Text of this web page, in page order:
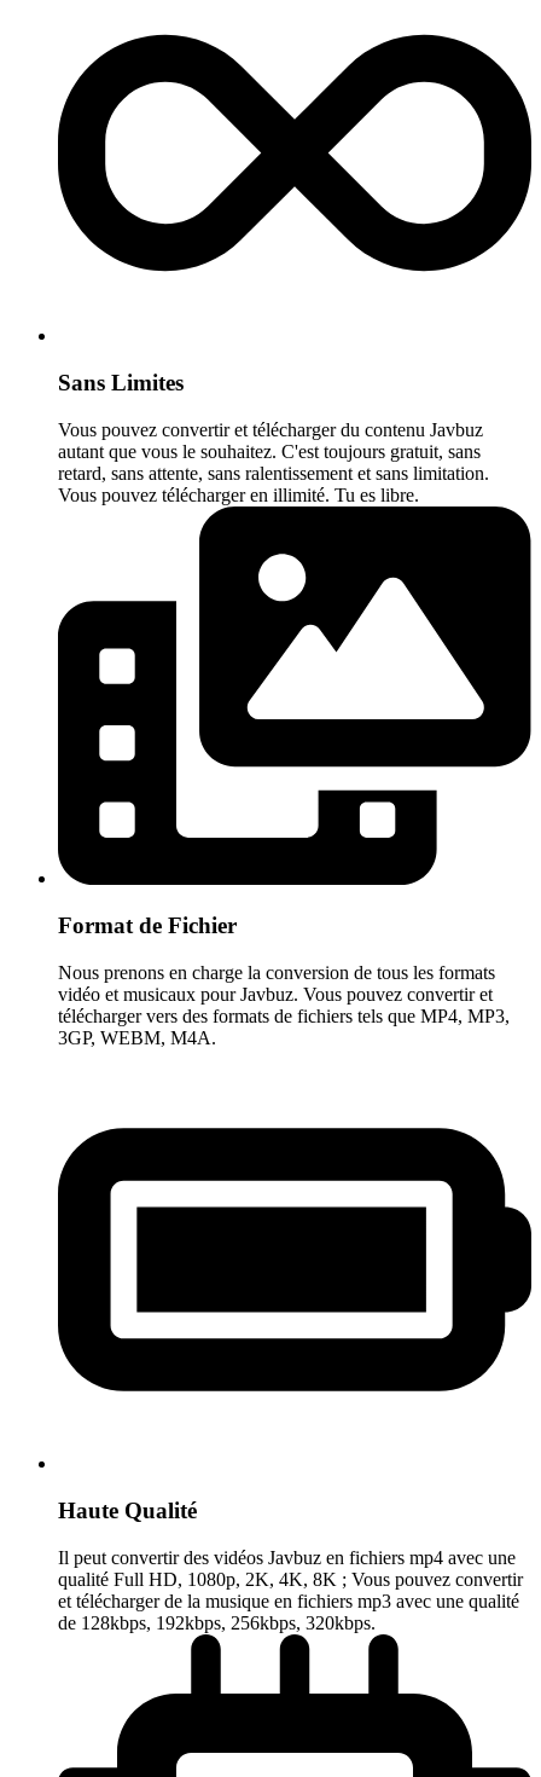
Sans Limites
Vous pouvez convertir et télécharger du contenu Javbuz
autant que vous le souhaitez. C'est toujours gratuit, sans
retard, sans attente, sans ralentissement et sans limitation.
Vous pouvez télécharger en illimité. Tu es libre.
Format de Fichier
Nous prenons en charge la conversion de tous les formats
vidéo et musicaux pour Javbuz. Vous pouvez convertir et
télécharger vers des formats de fichiers tels que MP4, MP3,
3GP, WEBM, M4A.
Haute Qualité
Il peut convertir des vidéos Javbuz en fichiers mp4 avec une
qualité Full HD, 1080p, 2K, 4K, 8K ; Vous pouvez convertir
et télécharger de la musique en fichiers mp3 avec une qualité
de 128kbps, 192kbps, 256kbps, 320kbps.